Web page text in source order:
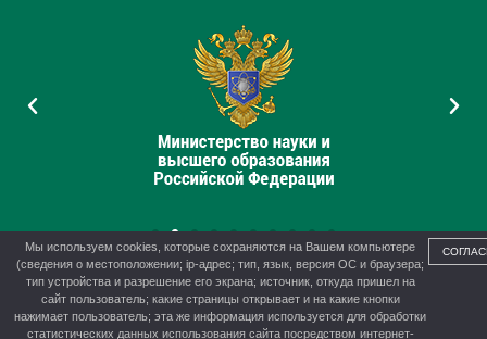
© 2012-2026 г. Управление образования администрации г.
Мы используем cookies, которые сохраняются на Вашем компьютере
(сведения о местоположении; ip-адрес; тип, язык, версия ОС и браузера;
тип устройства и разрешение его экрана; источник, откуда пришел на
сайт пользователь; какие страницы открывает и на какие кнопки
нажимает пользователь; эта же информация используется для обработки
статистических данных использования сайта посредством интернет-